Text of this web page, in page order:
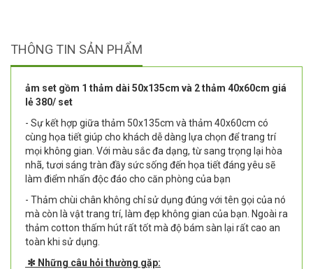
THÔNG TIN SẢN PHẨM
ảm set gồm 1 thảm dài 50x135cm và 2 thảm 40x60cm giá
lẻ 380/ set
- Sự kết hợp giữa thảm 50x135cm và thảm 40x60cm có
cùng họa tiết giúp cho khách dễ dàng lựa chọn để trang trí
mọi không gian. Với màu sắc đa dạng, từ sang trọng lại hòa
nhã, tươi sáng tràn đầy sức sống đến họa tiết đáng yêu sẽ
làm điểm nhấn độc đáo cho căn phòng của bạn
- Thảm chùi chân không chỉ sử dụng đúng với tên gọi của nó
mà còn là vật trang trí, làm đẹp không gian của bạn. Ngoài ra
thảm cotton thấm hút rất tốt mà độ bám sàn lại rất cao an
toàn khi sử dụng.
✻ Những câu hỏi thường gặp: